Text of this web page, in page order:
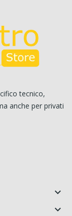
tecnico,
anche per privati

